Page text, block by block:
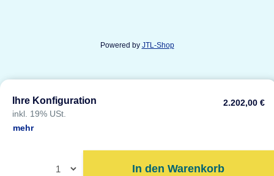
In den Warenkorb
Ihre Konfiguration
2.202,00 €
inkl. 19% USt.
mehr
In den Warenkorb
Powered by JTL-Shop